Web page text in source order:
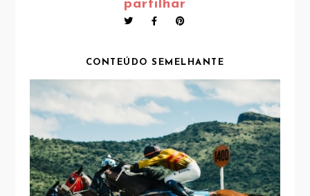
partilhar
CONTEÚDO SEMELHANTE